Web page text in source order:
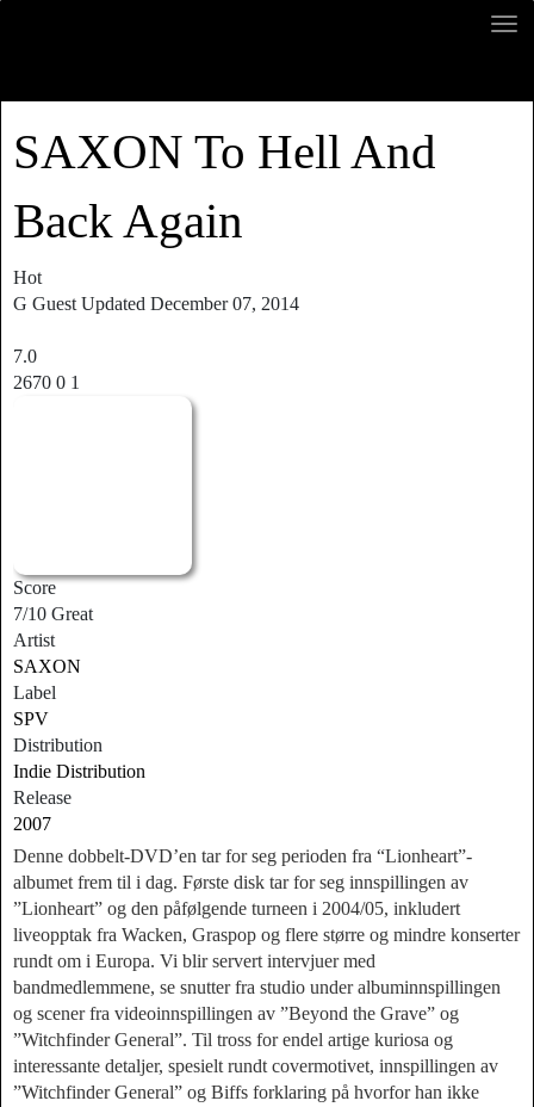
SAXON To Hell And
Back Again
Hot
G Guest Updated December 07, 2014
7.0
2670 0 1
Score
7/10 Great
Artist
SAXON
Label
SPV
Distribution
Indie Distribution
Release
2007
Denne dobbelt-DVD’en tar for seg perioden fra “Lionheart”-
albumet frem til i dag. Første disk tar for seg innspillingen av
”Lionheart” og den påfølgende turneen i 2004/05, inkludert
liveopptak fra Wacken, Graspop og flere større og mindre konserter
rundt om i Europa. Vi blir servert intervjuer med
bandmedlemmene, se snutter fra studio under albuminnspillingen
og scener fra videoinnspillingen av ”Beyond the Grave” og
”Witchfinder General”. Til tross for endel artige kuriosa og
interessante detaljer, spesielt rundt covermotivet, innspillingen av
”Witchfinder General” og Biffs forklaring på hvorfor han ikke